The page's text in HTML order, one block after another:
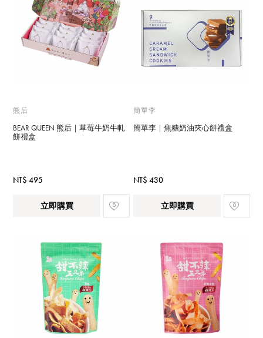
熊后
BEAR QUEEN 熊后｜草莓牛奶牛軋
餅禮盒
NT$ 495
立即購買
簡單李
簡單李｜焦糖奶油夾心餅禮盒
NT$ 430
立即購買